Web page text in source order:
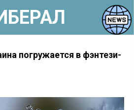
погружается в фэнтези-